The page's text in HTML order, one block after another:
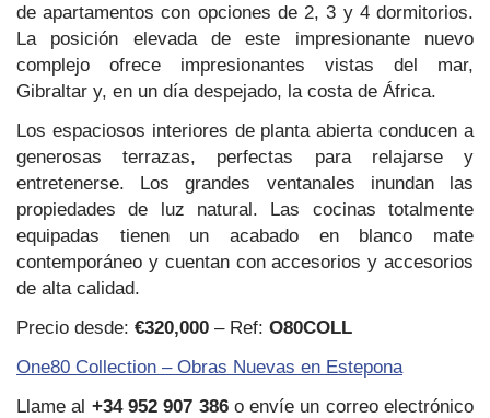
de apartamentos con opciones de 2, 3 y 4 dormitorios.
La posición elevada de este impresionante nuevo
complejo ofrece impresionantes vistas del mar,
Gibraltar y, en un día despejado, la costa de África.
Los espaciosos interiores de planta abierta conducen a
generosas terrazas, perfectas para relajarse y
entretenerse. Los grandes ventanales inundan las
propiedades de luz natural. Las cocinas totalmente
equipadas tienen un acabado en blanco mate
contemporáneo y cuentan con accesorios y accesorios
de alta calidad.
Precio desde: €320,000 – Ref: O80COLL
One80 Collection – Obras Nuevas en Estepona
Llame al +34 952 907 386o envíe un correo electrónico